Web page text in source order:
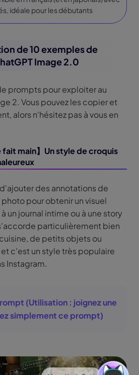
idéale pour les débutants
de 10 exemples de
Image 2.0
prompts pour exploiter au
2. Vous pouvez les copier et
alors n'hésitez pas à vous en
main】Un style de croquis
des annotations de
pour obtenir un visuel
un journal intime ou à une story
particulièrement bien
de petits objets ou
c'est un style très populaire
Instagram.
(Utilisation : joignez une
simplement ce prompt)